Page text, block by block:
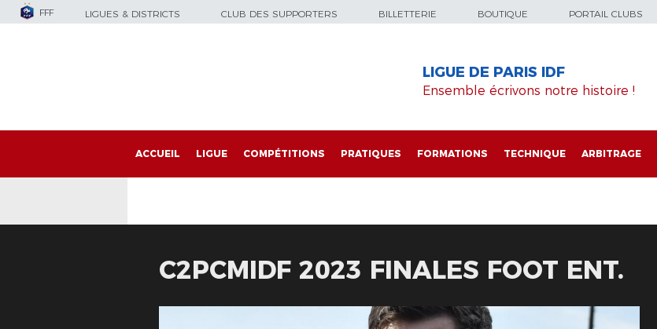
FFF LIGUES & DISTRICTS CLUB DES SUPPORTERS BILLETTERIE BOUTIQUE PORTAIL CLUBS
LIGUE DE PARIS IDF
Ensemble écrivons notre histoire !
ACCUEIL LIGUE COMPÉTITIONS PRATIQUES FORMATIONS TECHNIQUE ARBITRAGE
C2PCMIDF 2023 FINALES FOOT ENT.